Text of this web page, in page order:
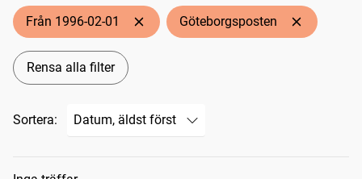
Från 1996-02-01 Göteborgsposten
Rensa alla filter
Sortera: